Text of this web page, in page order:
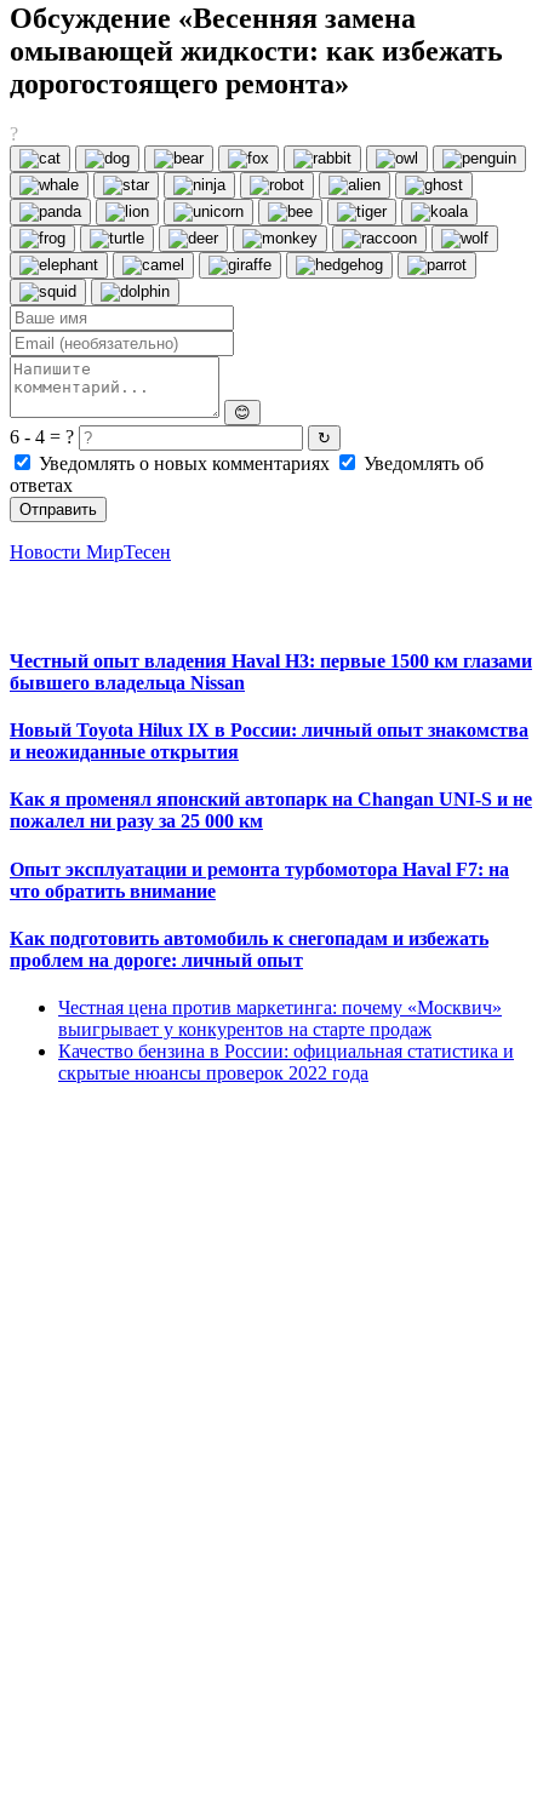
Обсуждение «Весенняя замена
омывающей жидкости: как избежать
дорогостоящего ремонта»
?
😊
6 - 4 = ? ↻
Уведомлять о новых комментариях
Уведомлять об
ответах
Отправить
Новости МирТесен
Честный опыт владения Haval H3: первые 1500 км глазами
бывшего владельца Nissan
Новый Toyota Hilux IX в России: личный опыт знакомства
и неожиданные открытия
Как я променял японский автопарк на Changan UNI-S и не
пожалел ни разу за 25 000 км
Опыт эксплуатации и ремонта турбомотора Haval F7: на
что обратить внимание
Как подготовить автомобиль к снегопадам и избежать
проблем на дороге: личный опыт
Честная цена против маркетинга: почему «Москвич»
выигрывает у конкурентов на старте продаж
Качество бензина в России: официальная статистика и
скрытые нюансы проверок 2022 года